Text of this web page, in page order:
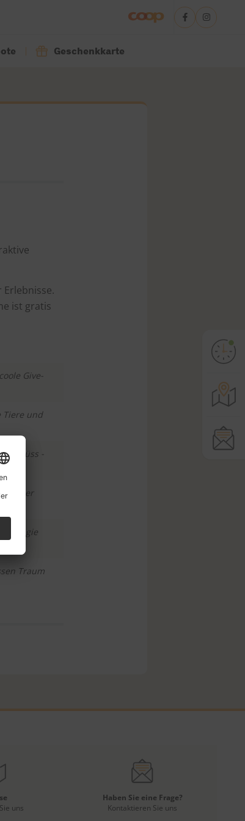
Geschenkkarte
Erlebnisse.
ist gratis
Give-
Tiere und
süss -
oder
Magie
Traum
uns
Haben Sie eine Frage?
Kontaktieren Sie uns